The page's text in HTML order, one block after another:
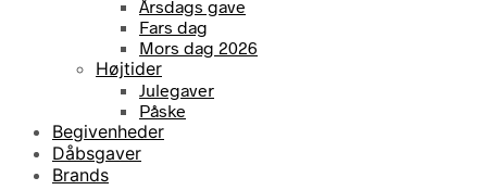
Årsdags gave
Fars dag
Mors dag 2026
Højtider
Julegaver
Påske
Begivenheder
Dåbsgaver
Brands